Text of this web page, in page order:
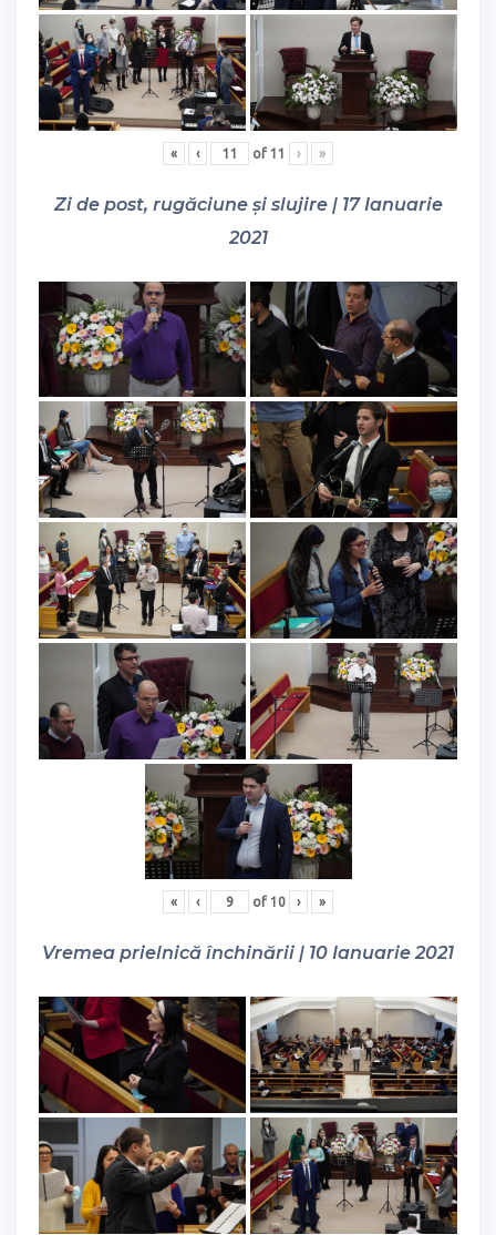
« ‹ of 11 › »
Zi de post, rugăciune și slujire | 17 Ianuarie
2021
« ‹ of 10 › »
Vremea prielnică închinării | 10 Ianuarie 2021